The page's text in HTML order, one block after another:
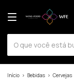
Início > Bebidas > Cervejas